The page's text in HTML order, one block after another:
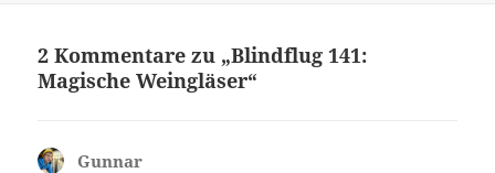
2 Kommentare zu „Blindflug 141:
Magische Weingläser“
Gunnar